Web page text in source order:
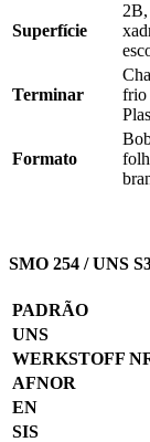
Superfície
Terminar
frio
Formato
SMO 254 / UNS
PADRÃO
UNS
WERKSTOFF
AFNOR
EN
SIS